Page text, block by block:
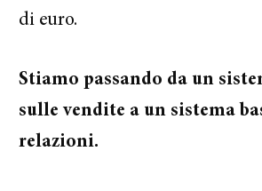
di euro.
Stiamo passando da un
sulle vendite a un sistema
relazioni.